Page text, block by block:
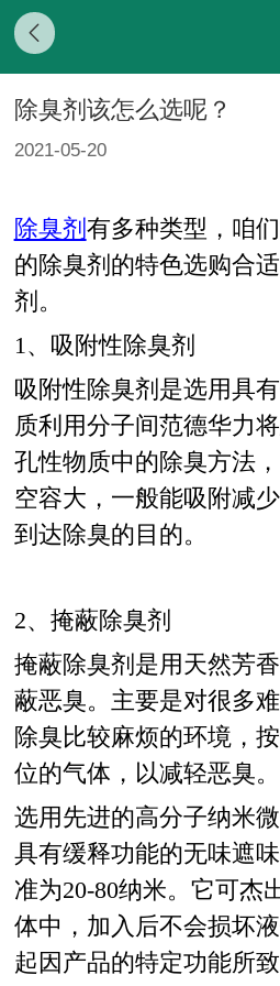
除臭剂该怎么选呢？
2021-05-20
除臭剂 有多种类型，咱
的除臭剂的特色选购合
剂。
1、吸附性除臭剂
吸附性除臭剂是选用具
质利用分子间范德华力
孔性物质中的除臭方法
空容大，一般能吸附减
到达除臭的目的。
2、掩蔽除臭剂
掩蔽除臭剂是用天然芳
蔽恶臭。主要是对很多
除臭比较麻烦的环境，
位的气体，以减轻恶臭。
选用先进的高分子纳米
具有缓释功能的无味遮
准为20-80纳米。它可杰
体中，加入后不会损坏
起因产品的特定功能所